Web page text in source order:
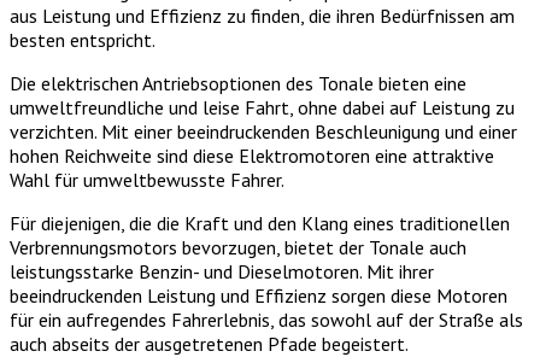
aus Leistung und Effizienz zu finden, die ihren Bedürfnissen am
besten entspricht.
Die elektrischen Antriebsoptionen des Tonale bieten eine
umweltfreundliche und leise Fahrt, ohne dabei auf Leistung zu
verzichten. Mit einer beeindruckenden Beschleunigung und einer
hohen Reichweite sind diese Elektromotoren eine attraktive
Wahl für umweltbewusste Fahrer.
Für diejenigen, die die Kraft und den Klang eines traditionellen
Verbrennungsmotors bevorzugen, bietet der Tonale auch
leistungsstarke Benzin- und Dieselmotoren. Mit ihrer
beeindruckenden Leistung und Effizienz sorgen diese Motoren
für ein aufregendes Fahrerlebnis, das sowohl auf der Straße als
auch abseits der ausgetretenen Pfade begeistert.